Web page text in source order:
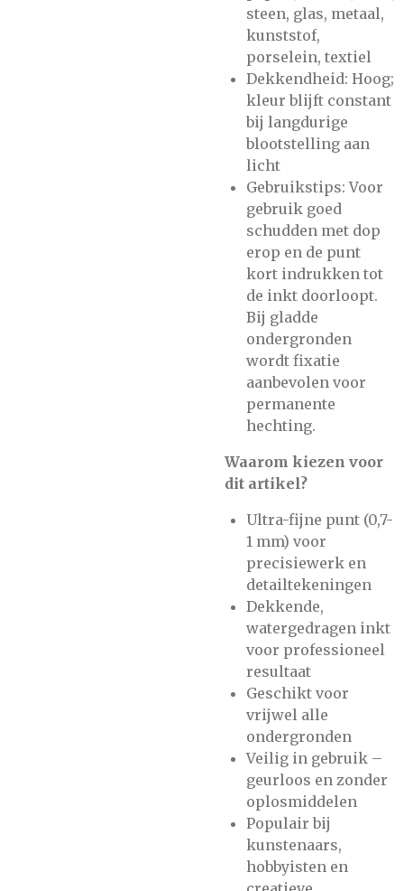
steen, glas, metaal,
kunststof,
porselein, textiel
Dekkendheid: Hoog;
kleur blijft constant
bij langdurige
blootstelling aan
licht
Gebruikstips: Voor
gebruik goed
schudden met dop
erop en de punt
kort indrukken tot
de inkt doorloopt.
Bij gladde
ondergronden
wordt fixatie
aanbevolen voor
permanente
hechting.
Waarom kiezen voor
dit artikel?
Ultra-fijne punt (0,7-
1 mm) voor
precisiewerk en
detailtekeningen
Dekkende,
watergedragen inkt
voor professioneel
resultaat
Geschikt voor
vrijwel alle
ondergronden
Veilig in gebruik –
geurloos en zonder
oplosmiddelen
Populair bij
kunstenaars,
hobbyisten en